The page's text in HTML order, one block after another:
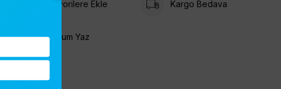
Favorilere Ekle Kargo Bedava
Yorum Yaz